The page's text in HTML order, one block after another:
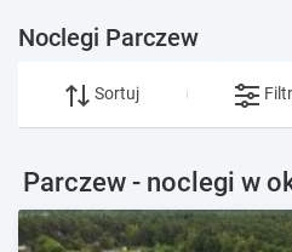
Noclegi Parczew
Sortuj
Parczew - noclegi w